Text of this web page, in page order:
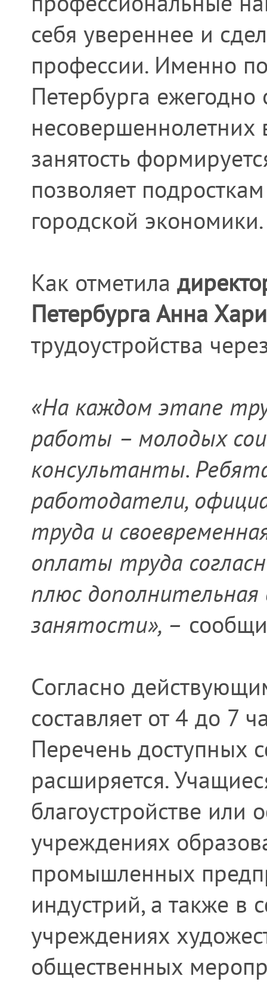
себя увереннее и
профессии. Именно
Петербурга ежегодно
занятость
позволяет
городской экономики.
Как отметила
Петербурга Анна
трудоустройства
«На каждом этапе
работы – молодых
консультанты.
работодатели,
труда и
оплаты труда
плюс
занятости», –
Согласно
составляет от 4 до 7
Перечень доступных
расширяется.
благоустройстве или
учреждениях
промышленных
индустрий, а также в
учреждениях
общественных